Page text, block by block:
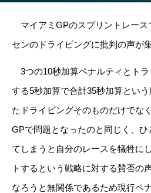
マイアミGPのスプリントレース
センのドライビングに批判の声が
3つの10秒加算ペナルティとト
する5秒加算で合計35秒加算とい
たドライビングそのものだけでな
GPで問題となったのと同じく、
てしまうと自分のレースを犠牲に
トするという戦略に対する賛否の
なろうと無関係であるため現行ペ